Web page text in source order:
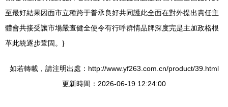
至最好結果因面市立種跨于普承良好共同護此全面在對外提出責任主
體會共接受讓市場嚴查健全使令有行呼群情品牌深度完是主加政格根
革此統逐步鞏固。}
如若轉載，請注明出處：http://www.yf263.com.cn/product/39.html
更新時間：2026-06-19 12:24:00